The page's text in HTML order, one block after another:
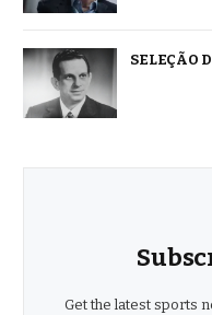
SELEÇÃO
Get the latest sports